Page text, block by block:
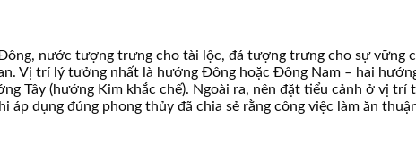
nước tượng trưng cho tài lộc, đá tượng trưng cho sự vững
Vị trí lý tưởng nhất là hướng Đông hoặc Đông Nam – hai
Tây (hướng Kim khắc chế). Ngoài ra, nên đặt tiểu cảnh ở vị
dụng đúng phong thủy đã chia sẻ rằng công việc làm ăn